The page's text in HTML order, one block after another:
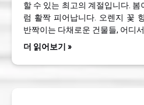
할 수 있는 최고의 계절입니다.
럼 활짝 피어납니다. 오렌지 꽃
반짝이는 다채로운 건물들, 어디
더 읽어보기 »